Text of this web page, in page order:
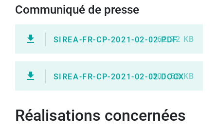
Communiqué de presse
SIREA-FR-CP-2021-02-02.PDF
62.72 KB
SIREA-FR-CP-2021-02-02.DOCX
301.58 KB
Réalisations concernées